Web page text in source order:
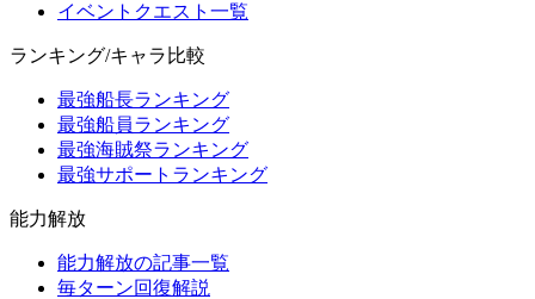
イベントクエスト一覧
ランキング/キャラ比較
最強船長ランキング
最強船員ランキング
最強海賊祭ランキング
最強サポートランキング
能力解放
能力解放の記事一覧
毎ターン回復解説